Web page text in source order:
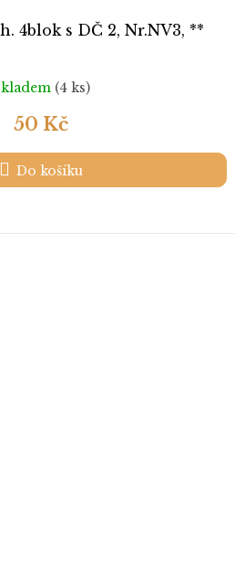
4blok s DČ 2, Nr.NV3, **
(4 ks)
50 Kč
Do košíku